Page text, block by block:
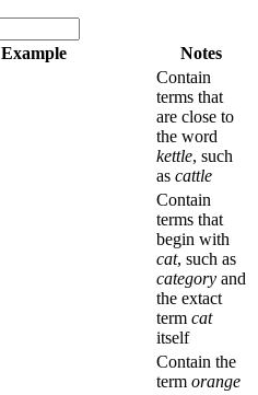
Example Notes
Contain
terms that
are close to
the word
kettle, such
as cattle
Contain
terms that
begin with
cat, such as
category and
the extact
term cat
itself
Contain the
term orange